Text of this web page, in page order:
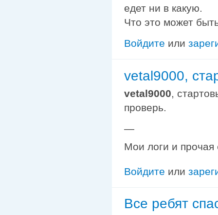
едет ни в какую.
Что это может
Войдите или
vetal9000,
vetal9000,
проверь.
—
Мои логи и
Войдите или
Все ребят